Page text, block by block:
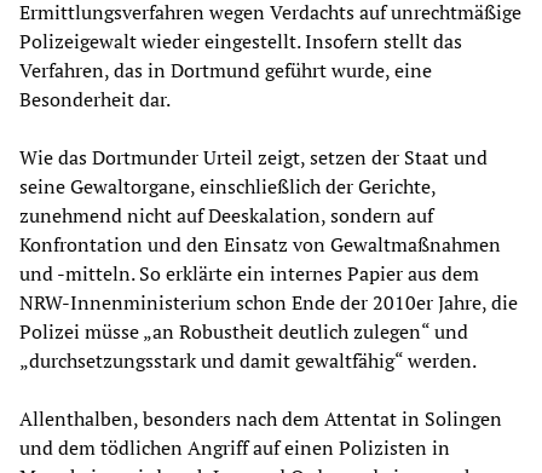
Ermittlungsverfahren wegen Verdachts auf unrechtmäßige
Polizeigewalt wieder eingestellt. Insofern stellt das
Verfahren, das in Dortmund geführt wurde, eine
Besonderheit dar.
Wie das Dortmunder Urteil zeigt, setzen der Staat und
seine Gewaltorgane, einschließlich der Gerichte,
zunehmend nicht auf Deeskalation, sondern auf
Konfrontation und den Einsatz von Gewaltmaßnahmen
und -mitteln. So erklärte ein internes Papier aus dem
NRW-Innenministerium schon Ende der 2010er Jahre, die
Polizei müsse „an Robustheit deutlich zulegen“ und
„durchsetzungsstark und damit gewaltfähig“ werden.
Allenthalben, besonders nach dem Attentat in Solingen
und dem tödlichen Angriff auf einen Polizisten in